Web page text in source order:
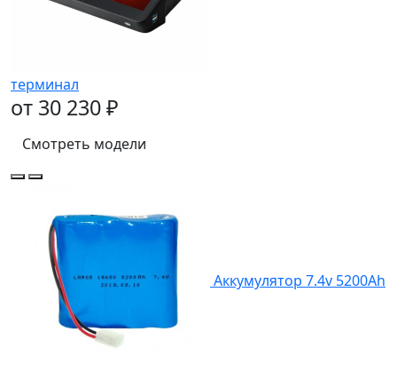
терминал
от 30 230 ₽
Смотреть модели
Аккумулятор 7.4v 5200Ah